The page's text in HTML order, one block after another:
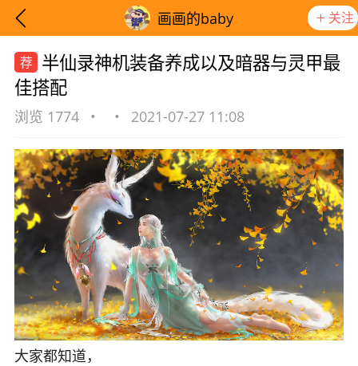
画画的baby 关注
提示 想要更快入门社区，请阅读【新手宝典】
半仙录神机装备养成以及暗器与灵甲最
佳搭配
浏览 1774 • • 2021-07-27 11:08
大家都知道，